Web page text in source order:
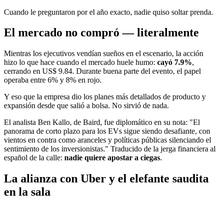
Cuando le preguntaron por el año exacto, nadie quiso soltar prenda.
El mercado no compró — literalmente
Mientras los ejecutivos vendían sueños en el escenario, la acción
hizo lo que hace cuando el mercado huele humo: cayó 7.9%,
cerrando en US$ 9.84. Durante buena parte del evento, el papel
operaba entre 6% y 8% en rojo.
Y eso que la empresa dio los planes más detallados de producto y
expansión desde que salió a bolsa. No sirvió de nada.
El analista Ben Kallo, de Baird, fue diplomático en su nota: "El
panorama de corto plazo para los EVs sigue siendo desafiante, con
vientos en contra como aranceles y políticas públicas silenciando el
sentimiento de los inversionistas." Traducido de la jerga financiera al
español de la calle: nadie quiere apostar a ciegas.
La alianza con Uber y el elefante saudita
en la sala